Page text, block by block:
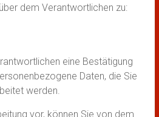
dem Verantwortlichen zu:
eine Bestätigung
Daten, die Sie
werden.
vor, können Sie von dem